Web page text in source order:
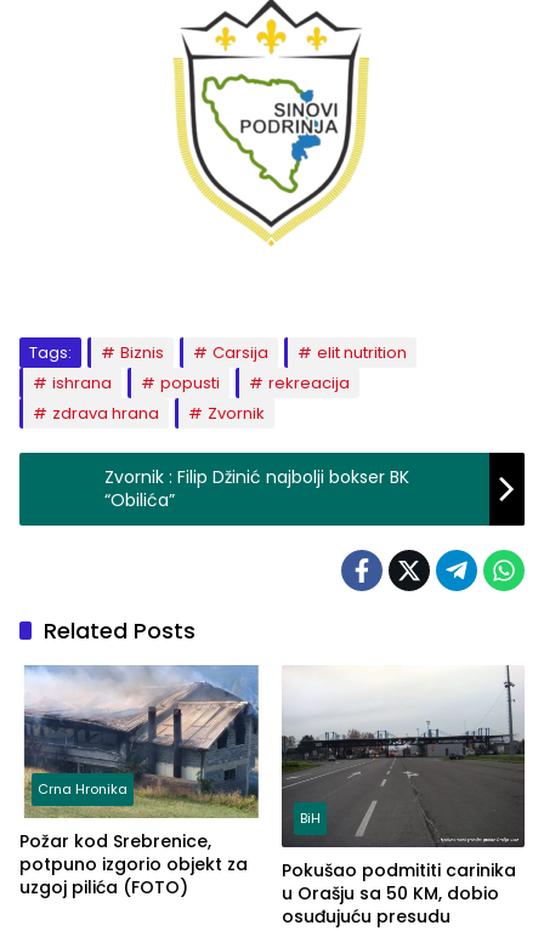
Tags: Biznis Carsija
elit nutrition
ishrana
popusti
rekreacija
zdrava hrana
Zvornik
Zvornik : Filip Džinić najbolji bokser BK
“Obilića”
Related Posts
Crna Hronika
Požar kod Srebrenice,
potpuno izgorio objekt za
uzgoj pilića (FOTO)
BiH
Pokušao podmititi carinika
u Orašju sa 50 KM, dobio
osuđujuću presudu